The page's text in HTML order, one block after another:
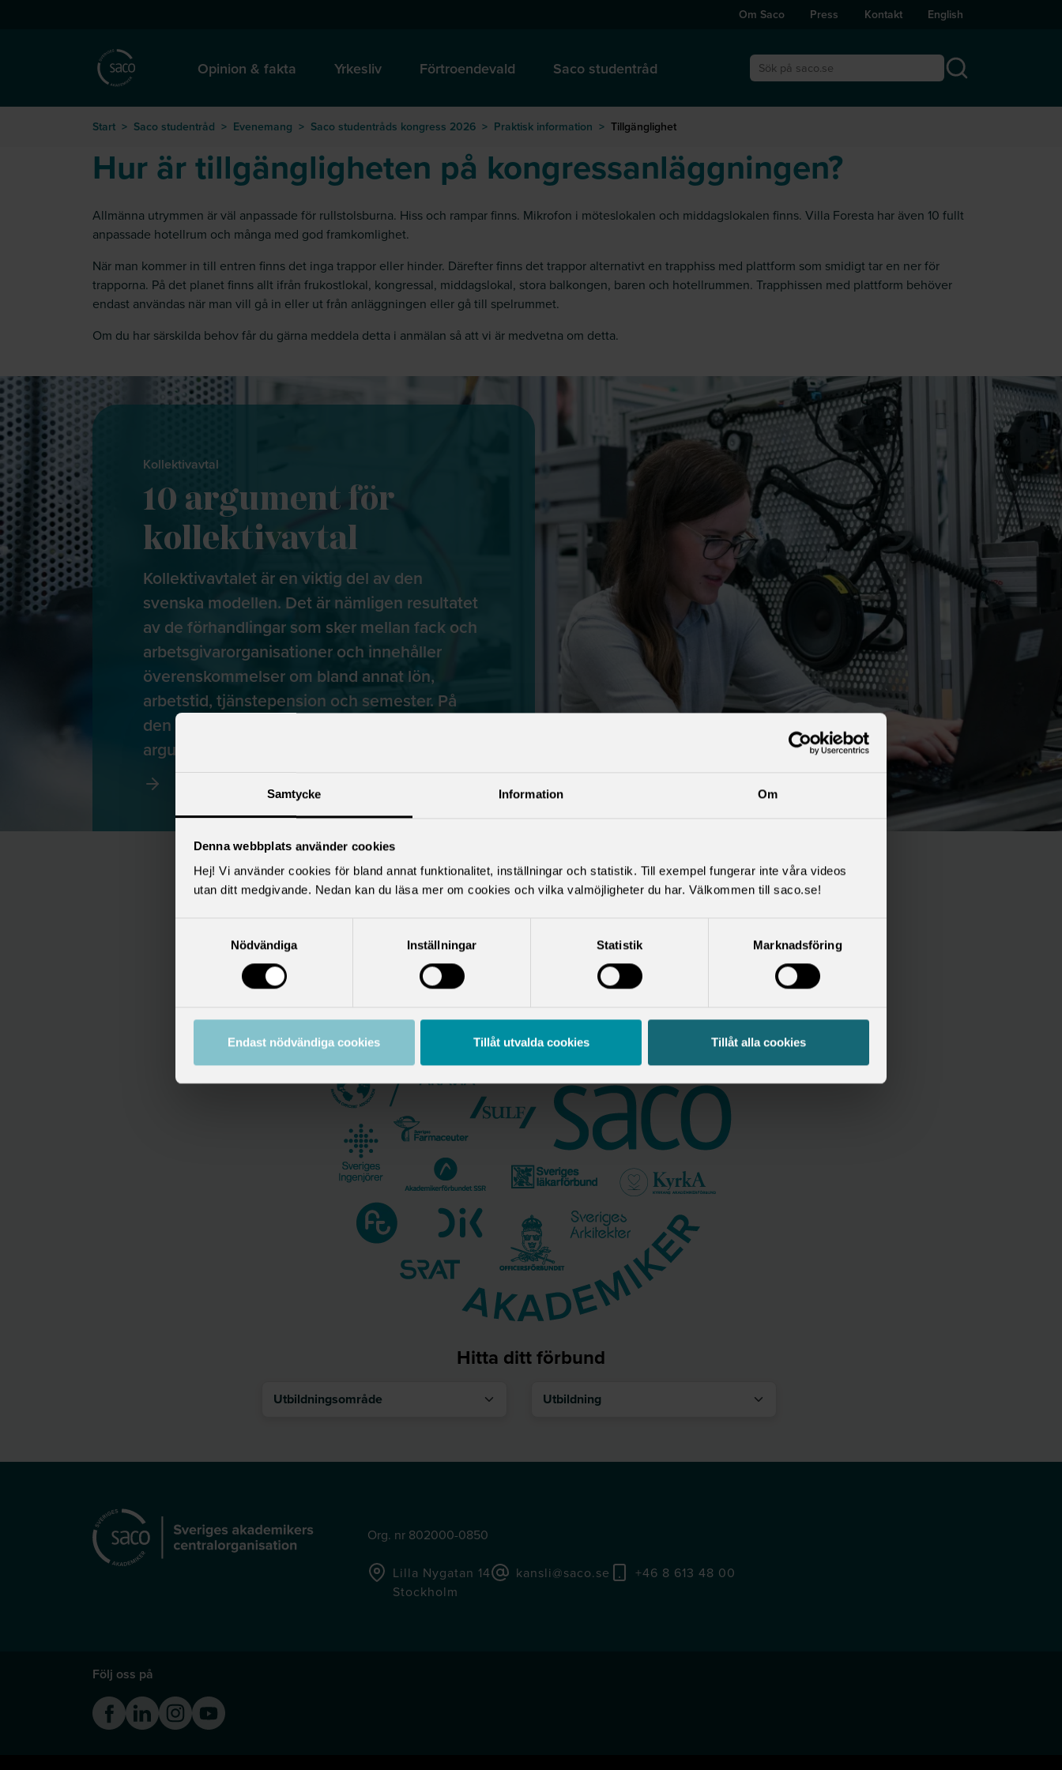
Samtycke Information Om
Denna webbplats använder cookies
Hej! Vi använder cookies för bland annat funktionalitet, inställningar och statistik. Till exempel fungerar inte våra videos
utan ditt medgivande. Nedan kan du läsa mer om cookies och vilka valmöjligheter du har. Välkommen till saco.se!
Nödvändiga
Inställningar Statistik Marknadsföring
Endast nödvändiga cookies Tillåt utvalda cookies Tillåt alla cookies
Om Saco Press Kontakt English
Opinion & fakta Yrkesliv Förtroendevald Saco studentråd
Start > Saco studentråd > Evenemang > Saco studentråds kongress 2026 > Praktisk information > Tillgänglighet
Hur är tillgängligheten på kongressanläggningen?
Allmänna utrymmen är väl anpassade för rullstolsburna. Hiss och rampar finns. Mikrofon i möteslokalen och middagslokalen finns. Villa Foresta har även 10 fullt
anpassade hotellrum och många med god framkomlighet.
När man kommer in till entren finns det inga trappor eller hinder. Därefter finns det trappor alternativt en trapphiss med plattform som smidigt tar en ner för
trapporna. På det planet finns allt ifrån frukostlokal, kongressal, middagslokal, stora balkongen, baren och hotellrummen. Trapphissen med plattform behöver
endast användas när man vill gå in eller ut från anläggningen eller gå till spelrummet.
Om du har särskilda behov får du gärna meddela detta i anmälan så att vi är medvetna om detta.
Kollektivavtal
10 argument för
kollektivavtal
Kollektivavtalet är en viktig del av den
svenska modellen. Det är nämligen resultatet
av de förhandlingar som sker mellan fack och
arbetsgivarorganisationer och innehåller
överenskommelser om bland annat lön,
arbetstid, tjänstepension och semester. På
den här sidan har vi samlat våra 10 bästa
argument för kollektivavtal.
Saco samlar 21 svenska akademikerförbund
Hitta ditt förbund
Utbildningsområde
Org. nr 802000-0850
Lilla Nygatan 14
Stockholm
kansli@saco.se +46 8 613 48 00
Följ oss på
FacebookLinkedinInstagram